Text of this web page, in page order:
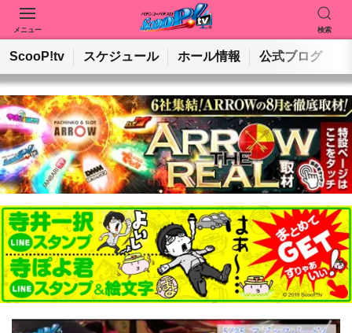
メニュー 検索
動画を検索 ホールを検索
検索
ScooP!tv スケジュール ホール情報 公式ブログ